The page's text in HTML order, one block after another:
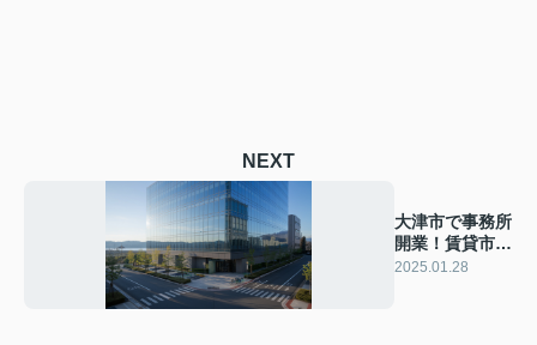
NEXT
大津市で事務所
開業！賃貸市場
の魅力と成功の
2025.01.28